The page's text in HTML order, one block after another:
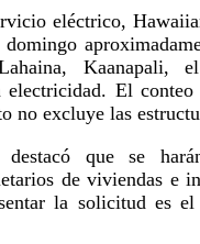
eléctrico,
Kaanapali,
electricidad. El
no excluye las
que se
de viviendas e
la solicitud es